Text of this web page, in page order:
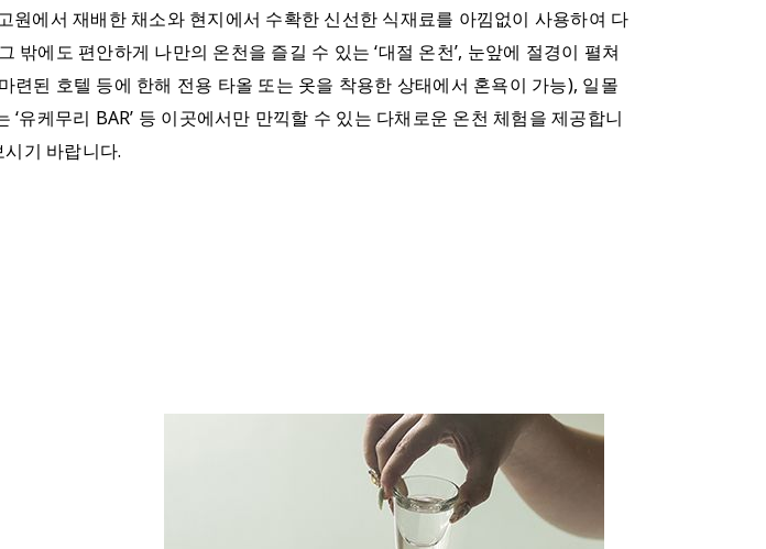
에서 재배한 채소와 현지에서 수확한 신선한 식재료를 아낌없이 사용하여 다
에도 편안하게 나만의 온천을 즐길 수 있는 ‘대절 온천’, 눈앞에 절경이 펼쳐
련된 호텔 등에 한해 전용 타올 또는 옷을 착용한 상태에서 혼욕이 가능), 일몰
케무리 BAR’ 등 이곳에서만 만끽할 수 있는 다채로운 온천 체험을 제공합니
기 바랍니다.